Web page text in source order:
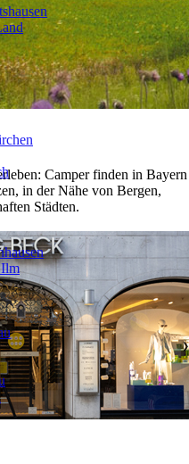
Camper finden in Bayern
in der Nähe von Bergen,
Städten.
❯